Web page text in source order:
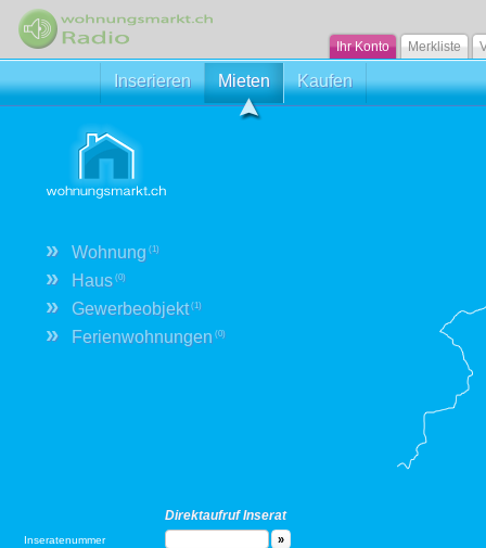
Ihr Konto Merkliste
Inserieren Mieten Kaufen
» Wohnung (1)
» Haus (0)
» Gewerbeobjekt(1)
» Ferienwohnungen (0)
Direktaufruf Inserat
Inseratenummer